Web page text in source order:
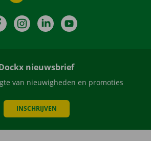
FacebookInstagramLinkedIn
nieuwsbrief
van nieuwigheden en promoties
INSCHRIJVEN